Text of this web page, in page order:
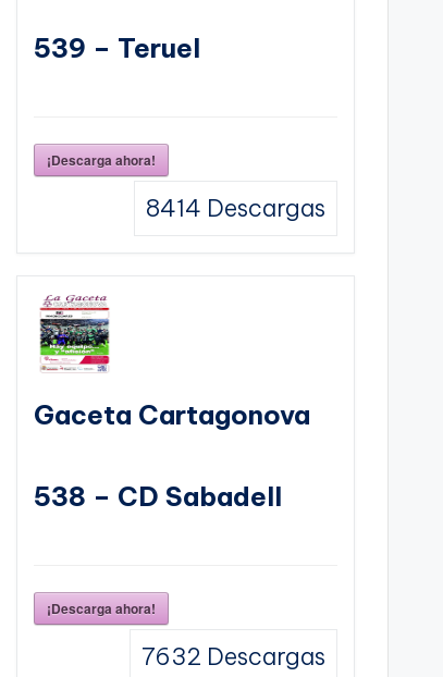
539 – Teruel
¡Descarga ahora!
8414 Descargas
Gaceta Cartagonova
538 – CD Sabadell
¡Descarga ahora!
7632 Descargas